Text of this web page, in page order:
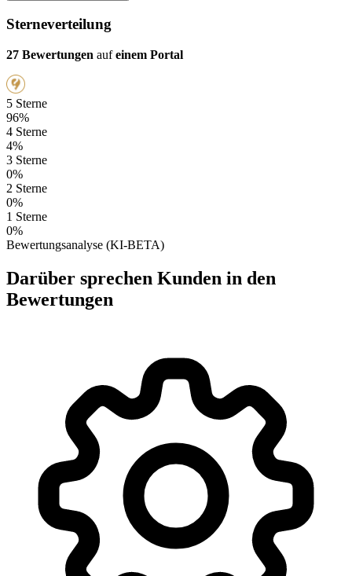
Sterneverteilung
27 Bewertungen aufeinem Portal
5 Sterne
96%
4 Sterne
4%
3 Sterne
0%
2 Sterne
0%
1 Sterne
0%
Bewertungsanalyse (KI-BETA)
Darüber sprechen Kunden in den
Bewertungen